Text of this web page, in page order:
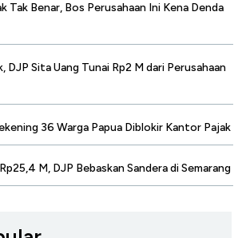
Tak Benar, Bos Perusahaan Ini Kena Denda
DJP Sita Uang Tunai Rp2 M dari Perusahaan
36 Warga Papua Diblokir Kantor Pajak
M, DJP Bebaskan Sandera di Semarang